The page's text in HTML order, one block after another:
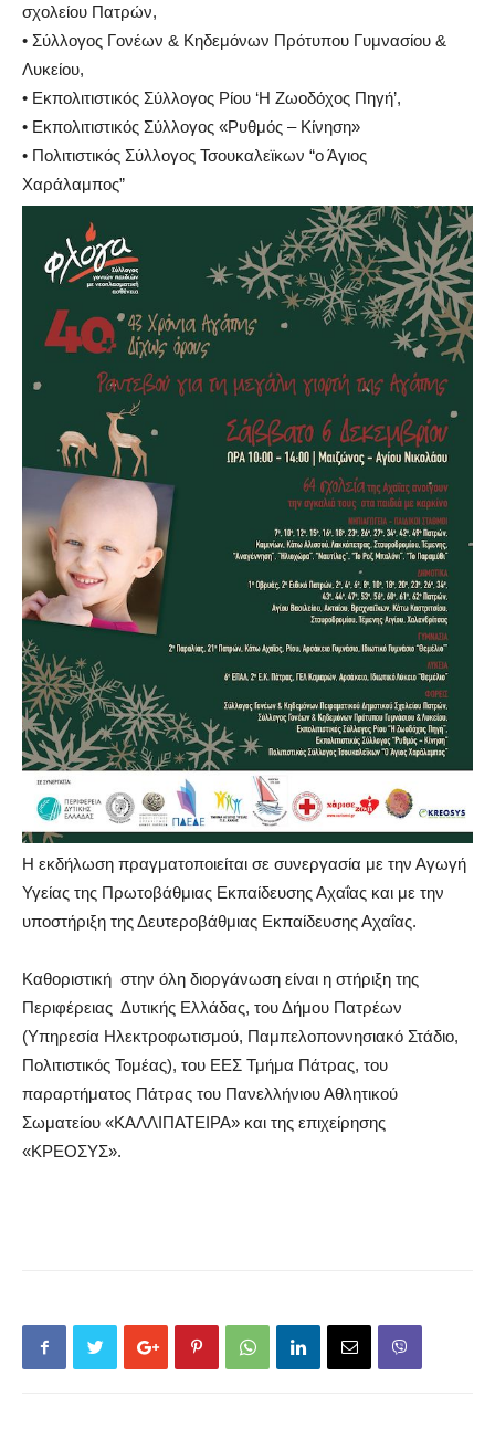
σχολείου Πατρών,
• Σύλλογος Γονέων & Κηδεμόνων Πρότυπου Γυμνασίου &
Λυκείου,
• Εκπολιτιστικός Σύλλογος Ρίου ‘Η Ζωοδόχος Πηγή’,
• Εκπολιτιστικός Σύλλογος «Ρυθμός – Κίνηση»
• Πολιτιστικός Σύλλογος Τσουκαλεϊκων “ο Άγιος
Χαράλαμπος”
Η εκδήλωση πραγματοποιείται σε συνεργασία με την Αγωγή
Υγείας της Πρωτοβάθμιας Εκπαίδευσης Αχαΐας και με την
υποστήριξη της Δευτεροβάθμιας ΕκπαίδευσηςΑχαΐας.
Καθοριστική στην όλη διοργάνωση είναι η στήριξη της
Περιφέρειας Δυτικής Ελλάδας, του Δήμου Πατρέων
(Υπηρεσία Ηλεκτροφωτισμού, Παμπελοποννησιακό Στάδιο,
Πολιτιστικός Τομέας), του ΕΕΣ Τμήμα Πάτρας, του
παραρτήματος Πάτρας του Πανελλήνιου Αθλητικού
Σωματείου «ΚΑΛΛΙΠΑΤΕΙΡΑ» και της επιχείρησης
«ΚΡΕΟΣΥΣ».